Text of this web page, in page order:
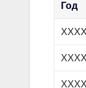
Год
XXXX
XXXX
XXXX